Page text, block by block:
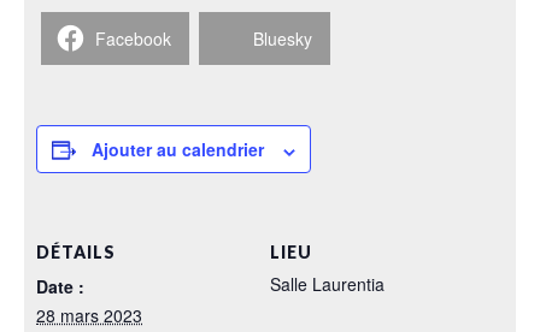
Facebook Bluesky
Ajouter au calendrier
DÉTAILS
Date :
28 mars 2023
LIEU
Salle Laurentia